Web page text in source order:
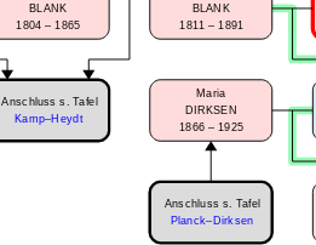
BLANK
1804 – 1865
BLANK
1811 – 1891
Maria
DIRKSEN
1866 – 1925
Anschluss s. Tafel
Kamp–Heydt
Anschluss s. Tafel
Planck–Dirksen